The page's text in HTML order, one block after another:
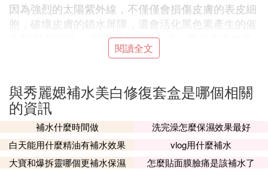
因為強烈的太陽紫外線，不僅僅會損傷皮膚的表皮細
胞，破壞皮膚的鎖水屏障，還會活化黑色素產生的催
化劑 酪氨酸酶， 加速黑色素的合成，導致皮膚內黑
傷、水腫、起水皰……"
我所熟悉的曬後修復
A:法國嵐潤冰藍藻透肌專業護理組合
這是一款沿用了 冰凍療法 ，實行 冰療美容 的產品，
主要用於為夏季皮膚護理提供神奇的幫助。
閱讀全文
與秀麗媤補水美白修復套盒是哪個相關
的資訊
補水什麼時間做
洗完澡怎麼保濕效果最好
白天能用什麼精油有補水效果
vlog用什麼補水
大寶和爆拆靈哪個更補水保濕
怎麼貼面膜臉痛是該補水了